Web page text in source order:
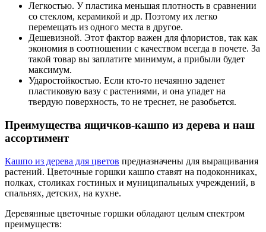
Легкостью. У пластика меньшая плотность в сравнении
со стеклом, керамикой и др. Поэтому их легко
перемещать из одного места в другое.
Дешевизной. Этот фактор важен для флористов, так как
экономия в соотношении с качеством всегда в почете. За
такой товар вы заплатите минимум, а прибыли будет
максимум.
Ударостойкостью. Если кто-то нечаянно заденет
пластиковую вазу с растениями, и она упадет на
твердую поверхность, то не треснет, не разобьется.
Преимущества ящичков-кашпо из дерева и наш
ассортимент
Кашпо из дерева для цветов предназначены для выращивания
растений. Цветочные горшки кашпо ставят на подоконниках,
полках, столиках гостиных и муниципальных учреждений, в
спальнях, детских, на кухне.
Деревянные цветочные горшки обладают целым спектром
преимуществ: